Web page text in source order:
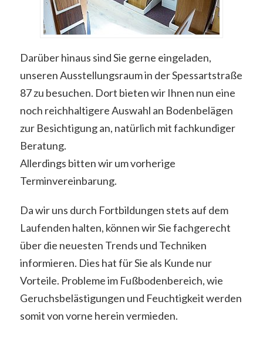
Darüber hinaus sind Sie gerne eingeladen,
unseren Ausstellungsraum in der Spessartstraße
87 zu besuchen. Dort bieten wir Ihnen nun eine
noch reichhaltigere Auswahl an Bodenbelägen
zur Besichtigung an, natürlich mit fachkundiger
Beratung.
Allerdings bitten wir um vorherige
Terminvereinbarung.
Da wir uns durch Fortbildungen stets auf dem
Laufenden halten, können wir Sie fachgerecht
über die neuesten Trends und Techniken
informieren. Dies hat für Sie als Kunde nur
Vorteile. Probleme im Fußbodenbereich, wie
Geruchsbelästigungen und Feuchtigkeit werden
somit von vorne herein vermieden.